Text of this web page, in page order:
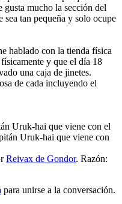
gusta mucho la sección del
tan pequeña y solo ocupe
hablado con la tienda física
y que el día 18
una caja de jinetes.
de cada incluyendo el
Uruk-hai que viene con el
Uruk-hai que viene con
Reivax de Gondor. Razón:
para unirse a la conversación.